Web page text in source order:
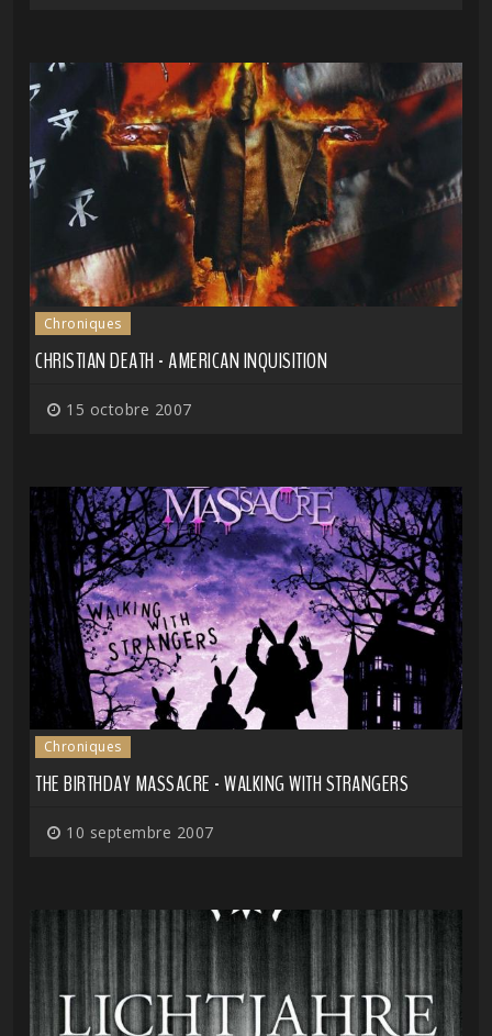
Chroniques
CHRISTIAN DEATH - AMERICAN INQUISITION
15 octobre 2007
Chroniques
THE BIRTHDAY MASSACRE - WALKING WITH STRANGERS
10 septembre 2007